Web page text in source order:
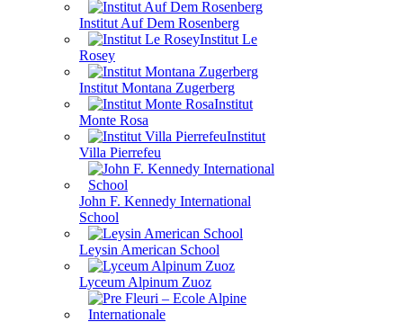
Institut Auf Dem Rosenberg
Institut Le
Rosey
Institut Montana Zugerberg
Institut
Monte Rosa
Institut
Villa Pierrefeu
John F. Kennedy International
School
Leysin American School
Lyceum Alpinum Zuoz